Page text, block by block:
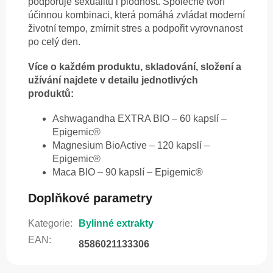
účinnou kombinaci, která pomáhá zvládat moderní
životní tempo, zmírnit stres a podpořit vyrovnanost
po celý den.
Více o každém produktu, skladování, složení a
užívání najdete v detailu jednotlivých
produktů:
Ashwagandha EXTRA BIO – 60 kapslí –
Epigemic®
Magnesium BioActive – 120 kapslí –
Epigemic®
Maca BIO – 90 kapslí – Epigemic®
Doplňkové parametry
Kategorie:
Bylinné extrakty
EAN : 8586021133306